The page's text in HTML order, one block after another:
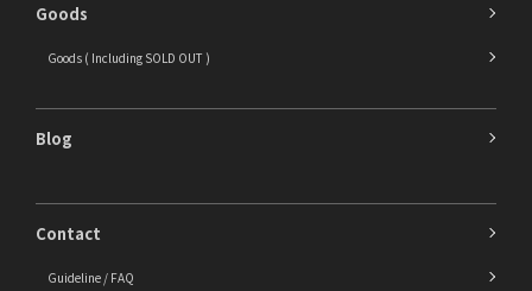
Goods
Goods ( Including SOLD OUT )
Blog
Contact
Guideline / FAQ